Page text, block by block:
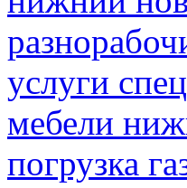
услуги
мебели
погрузка